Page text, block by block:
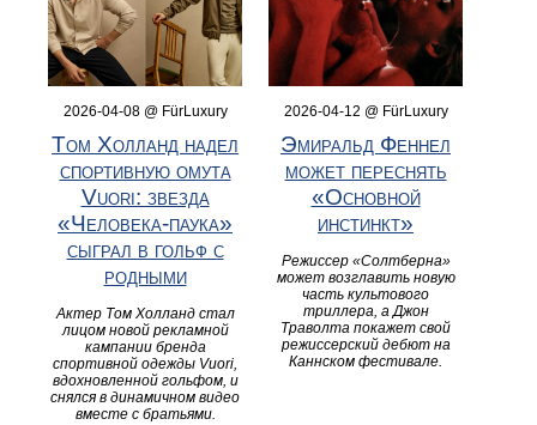
2026-04-08 @ FürLuxury
Том Холланд надел
спортивную омута
Vuori: звезда
«Человека-паука»
сыграл в гольф с
родными
Актер Том Холланд стал
лицом новой рекламной
кампании бренда
спортивной одежды Vuori,
вдохновленной гольфом, и
снялся в динамичном видео
вместе с братьями.
2026-04-12 @ FürLuxury
Эмиральд Феннел
может переснять
«Основной
инстинкт»
Режиссер «Солтберна»
может возглавить новую
часть культового
триллера, а Джон
Траволта покажет свой
режиссерский дебют на
Каннском фестивале.